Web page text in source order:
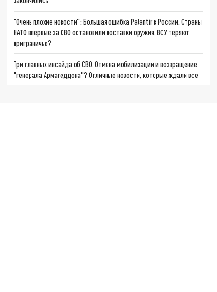
"Очень плохие новости": Большая ошибка Palantir в России. Страны
НАТО впервые за СВО остановили поставки оружия. ВСУ теряют
приграничье?
Три главных инсайда об СВО. Отмена мобилизации и возвращение
"генерала Армагеддона"? Отличные новости, которые ждали все